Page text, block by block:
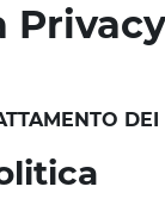
Privacy